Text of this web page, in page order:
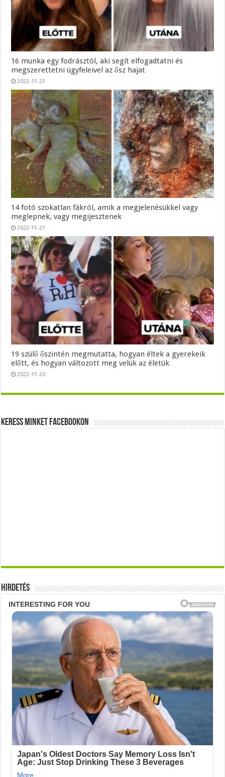
16 munka egy fodrásztól, aki segít elfogadtatni és
megszerettetni ügyfeleivel az ősz hajat
2022-11-21
14 fotó szokatlan fákról, amik a megjelenésükkel vagy
meglepnek, vagy megijesztenek
2022-11-21
19 szülő őszintén megmutatta, hogyan éltek a gyerekeik
előtt, és hogyan változott meg velük az életük
2022-11-20
Keress minket Facebookon
Hirdetés